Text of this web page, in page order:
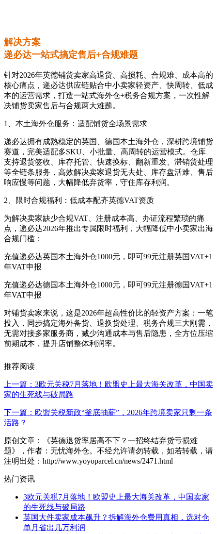
解决方案
递必达一站式搞定售后+合规难题
针对2026年英德铺货卖家高退货、高损耗、合规难、成本高的
核心痛点，递必达供应链贴合中小卖家轻资产、快周转、低成
本的运营需求，打造一站式海外仓+税务合规方案，一次性解
决铺货卖家售后与合规两大难题。
1、本土海外仓服务：适配铺货全场景需求
递必达拥有成熟稳定的英国、德国本土海外仓，深耕跨境铺货
赛道，完美适配多SKU、小批量、高周转的运营模式。仓库
支持退货签收、库存托管、快速换标、翻新重发、滞销货处理
等全链条服务，高效解决卖家退货无去处、库存盘活难、售后
响应慢等问题，大幅降低弃货率，守住库存利润。
2、限时合规福利：低成本配齐英德VAT资质
为解决卖家缺少合规VAT、注册成本高、办证流程繁琐的痛
点，递必达2026年推出专属限时福利，大幅降低中小卖家出海
合规门槛：
充值递必达英国本土海外仓1000元，即可99元注册英国VAT+1
年VAT申报
充值递必达德国本土海外仓1000元，即可99元注册德国VAT+1
年VAT申报
对铺货卖家来说，这是2026年超高性价比的轻资产方案：一笔
投入，同步搞定海外备货、退换货处理、税务合规三大刚需，
无需对接多家服务商，减少沟通成本与售后隐患，全方位压缩
前期成本，提升店铺整体利润率。
推荐阅读
上一篇：3欧元关税7月落地！欧盟史上最大海关改革，中国卖
家的生死线与破局路
下一篇：欧盟关税新政“釜底抽薪”，2026年跨境卖家只剩一条
活路？
原创文章：《英德退货率居高不下？一招终结弃货亏损难
题》，作者：无忧海外仓。不经允许请勿转载，如若转载，请
注明出处：http://www.yoyoparcel.cn/news/2471.html
热门资讯
3欧元关税7月落地！欧盟史上最大海关改革，中国卖家
的生死线与破局路
英国大件卖家成本飙升？拆解海外仓费用真相，选对仓
单月省出几万利润